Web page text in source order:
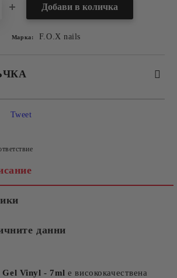
Марка: F.O.X nails
с
с вас в рамките на работния ден.
Tweet
данни
Gel Vinyl - 7ml е висококачествена